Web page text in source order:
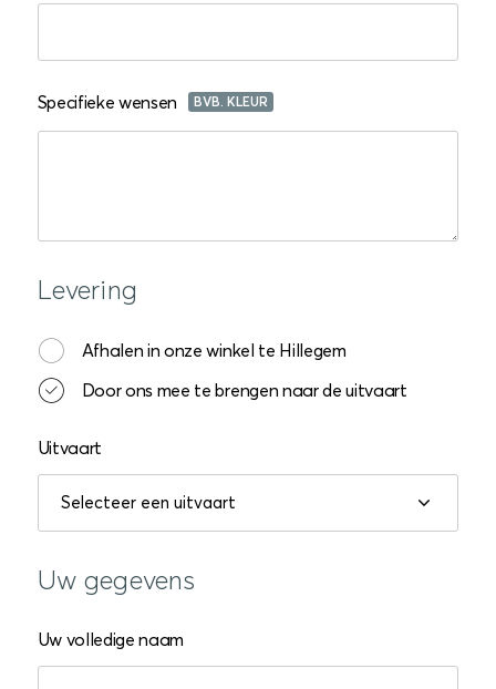
Specifieke wensen BVB. KLEUR
Levering
Afhalen in onze winkel te Hillegem
Door ons mee te brengen naar de uitvaart
Uitvaart
Uw gegevens
Uw volledige naam